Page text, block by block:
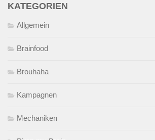
KATEGORIEN
Allgemein
Brainfood
Brouhaha
Kampagnen
Mechaniken